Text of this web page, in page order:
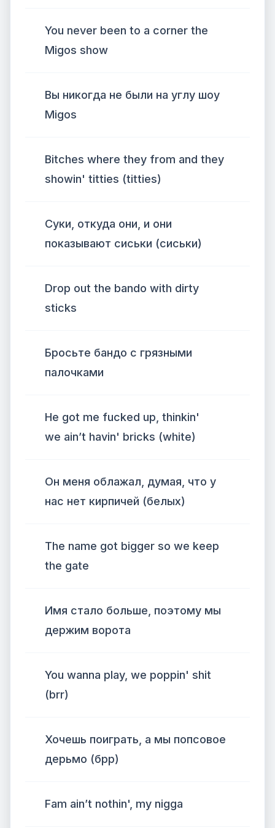
You never been to a corner the
Migos show
Вы никогда не были на углу шоу
Migos
Bitches where they from and they
showin' titties (titties)
Суки, откуда они, и они
показывают сиськи (сиськи)
Drop out the bando with dirty
sticks
Бросьте бандо с грязными
палочками
He got me fucked up, thinkin'
we ain’t havin' bricks (white)
Он меня облажал, думая, что у
нас нет кирпичей (белых)
The name got bigger so we keep
the gate
Имя стало больше, поэтому мы
держим ворота
You wanna play, we poppin' shit
(brr)
Хочешь поиграть, а мы попсовое
дерьмо (брр)
Fam ain’t nothin', my nigga